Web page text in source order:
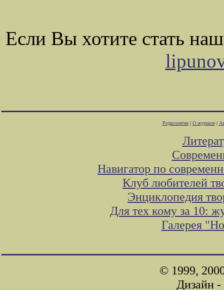
Если Вы хотите стать
Редколлегия| О журнале|
Навигатор по
Клуб любителей
Энциклопедия
Для тех кому за 10:
Галерея
© 1999,
Дизайн -